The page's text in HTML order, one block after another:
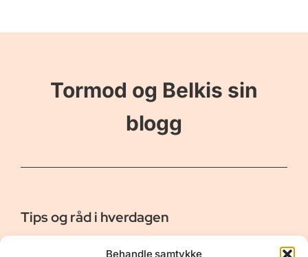
Behandle samtykke
Tormod og Belkis sin
blogg
Tips og råd i hverdagen
Er vår bloggside hvor vi ønsker å dele våre opplevelser og